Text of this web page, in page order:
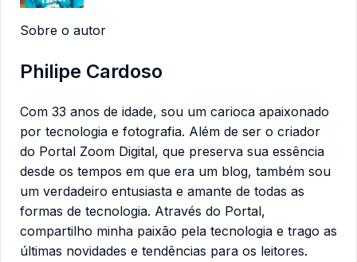
Sobre o autor
Philipe Cardoso
Com 33 anos de idade, sou um carioca apaixonado
por tecnologia e fotografia. Além de ser o criador
do Portal Zoom Digital, que preserva sua essência
desde os tempos em que era um blog, também sou
um verdadeiro entusiasta e amante de todas as
formas de tecnologia. Através do Portal,
compartilho minha paixão pela tecnologia e trago as
últimas novidades e tendências para os leitores.